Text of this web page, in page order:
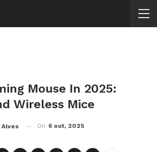
Mouse In 2025:
Wireless Mice
Alves On 6 out, 2025